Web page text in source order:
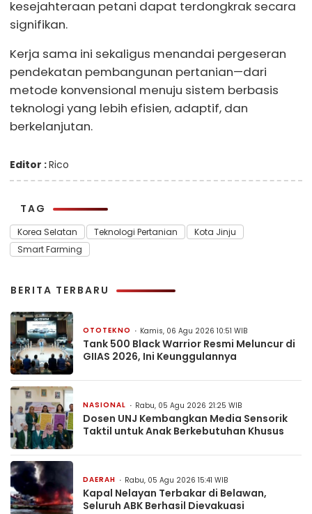
kesejahteraan petani dapat terdongkrak secara
signifikan.
Kerja sama ini sekaligus menandai pergeseran
pendekatan pembangunan pertanian—dari
metode konvensional menuju sistem berbasis
teknologi yang lebih efisien, adaptif, dan
berkelanjutan.
Editor :Rico
TAG
Korea Selatan Teknologi Pertanian
Kota Jinju
Smart Farming
BERITA TERBARU
OTOTEKNO Kamis, 06 Agu 2026 10:51 WIB
Tank 500 Black Warrior Resmi Meluncur di
GIIAS 2026, Ini Keunggulannya
NASIONAL Rabu, 05 Agu 2026 21:25 WIB
Dosen UNJ Kembangkan Media Sensorik
Taktil untuk Anak Berkebutuhan Khusus
DAERAH Rabu, 05 Agu 2026 15:41 WIB
Kapal Nelayan Terbakar di Belawan,
Seluruh ABK Berhasil Dievakuasi